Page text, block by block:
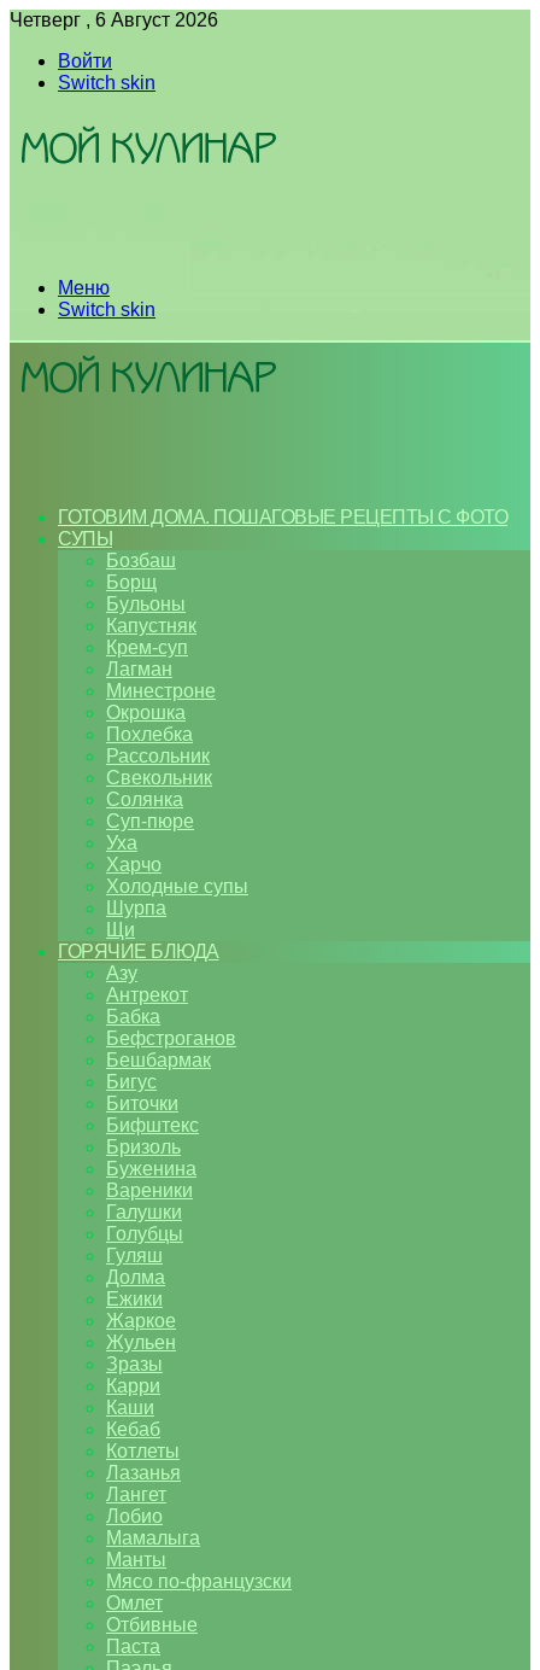
Четверг , 6 Август 2026
Войти
Switch skin
Меню
Switch skin
ГОТОВИМ ДОМА. ПОШАГОВЫЕ РЕЦЕПТЫ С ФОТО
СУПЫ
Бозбаш
Борщ
Бульоны
Капустняк
Крем-суп
Лагман
Минестроне
Окрошка
Похлебка
Рассольник
Свекольник
Солянка
Суп-пюре
Уха
Харчо
Холодные супы
Шурпа
Щи
ГОРЯЧИЕ БЛЮДА
Азу
Антрекот
Бабка
Бефстроганов
Бешбармак
Бигус
Биточки
Бифштекс
Бризоль
Буженина
Вареники
Галушки
Голубцы
Гуляш
Долма
Ежики
Жаркое
Жульен
Зразы
Карри
Каши
Кебаб
Котлеты
Лазанья
Лангет
Лобио
Мамалыга
Манты
Мясо по-французски
Омлет
Отбивные
Паста